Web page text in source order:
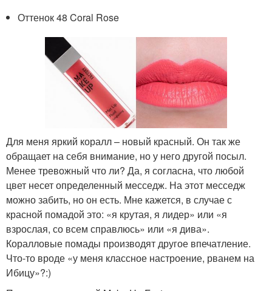
Оттенок 48 Coral Rose
Для меня яркий коралл – новый красный. Он так же
обращает на себя внимание, но у него другой посыл.
Менее тревожный что ли? Да, я согласна, что любой
цвет несет определенный месседж. На этот месседж
можно забить, но он есть. Мне кажется, в случае с
красной помадой это: «я крутая, я лидер» или «я
взрослая, со всем справлюсь» или «я дива».
Коралловые помады производят другое впечатление.
Что-то вроде «у меня классное настроение, рванем на
Ибицу»?:)